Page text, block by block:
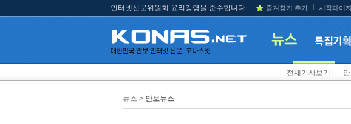
인터넷신문위원회 윤리강령을 준수합니다 즐겨찾기 추가 시작페이
전체기사보기
뉴스 > 안보뉴스